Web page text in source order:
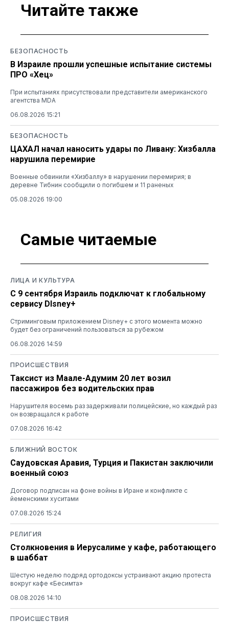
Читайте также
БЕЗОПАСНОСТЬ
В Израиле прошли успешные испытание системы
ПРО «Хец»
При испытаниях присутствовали представители американского
агентства MDA
06.08.2026 15:21
БЕЗОПАСНОСТЬ
ЦАХАЛ начал наносить удары по Ливану: Хизбалла
нарушила перемирие
Военные обвинили «Хизбаллу» в нарушении перемирия; в
деревне Тибнин сообщили о погибшем и 11 раненых
05.08.2026 19:00
Самые читаемые
ЛИЦА И КУЛЬТУРА
С 9 сентября Израиль подключат к глобальному
сервису DIsney+
Стриминговым приложением Disney+ с этого момента можно
будет без ограничений пользоваться за рубежом
06.08.2026 14:59
ПРОИСШЕСТВИЯ
Таксист из Маале-Адумим 20 лет возил
пассажиров без водительских прав
Нарушителя восемь раз задерживали полицейские, но каждый раз
он возвращался к работе
07.08.2026 16:42
БЛИЖНИЙ ВОСТОК
Саудовская Аравия, Турция и Пакистан заключили
военный союз
Договор подписан на фоне войны в Иране и конфликте с
йеменскими хуситами
07.08.2026 15:24
РЕЛИГИЯ
Столкновения в Иерусалиме у кафе, работающего
в шаббат
Шестую неделю подряд ортодоксы устраивают акцию протеста
вокруг кафе «Бесимта»
08.08.2026 14:10
ПРОИСШЕСТВИЯ